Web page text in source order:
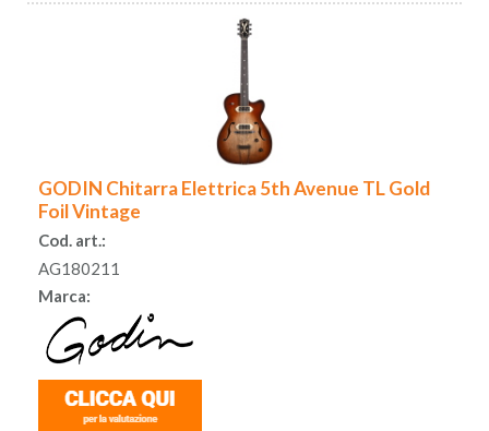
GODIN Chitarra Elettrica 5th Avenue TL Gold
Foil Vintage
Cod. art.:
AG180211
Marca: